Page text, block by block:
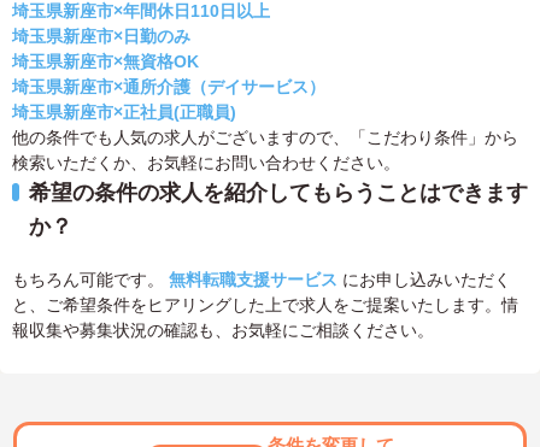
埼玉県新座市×年間休日110日以上
埼玉県新座市×日勤のみ
埼玉県新座市×無資格OK
埼玉県新座市×通所介護（デイサービス）
埼玉県新座市×正社員(正職員)
他の条件でも人気の求人がございますので、「こだわり条件」から
検索いただくか、お気軽にお問い合わせください。
希望の条件の求人を紹介してもらうことはできます
か？
もちろん可能です。 無料転職支援サービス にお申し込みいただく
と、ご希望条件をヒアリングした上で求人をご提案いたします。情
報収集や募集状況の確認も、お気軽にご相談ください。